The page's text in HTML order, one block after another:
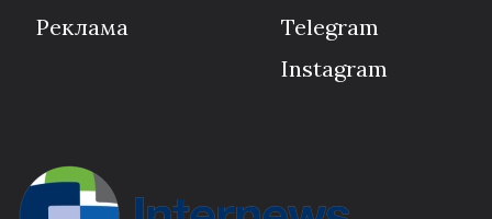
Реклама
Telegram
Instagram